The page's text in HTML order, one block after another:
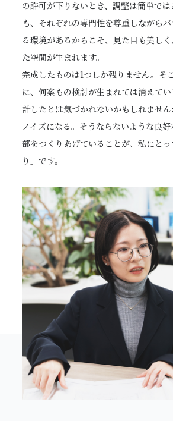
の許可が下りないとき、調整は簡単で
も、それぞれの専門性を尊重しながら
る環境があるからこそ、見た目も美し
た空間が生まれます。
完成したものは1つしか残りません。そ
に、何案もの検討が生まれては消えて
計したとは気づかれないかもしれませ
ノイズになる。そうならないような良
部をつくりあげていることが、私にとっ
り」です。